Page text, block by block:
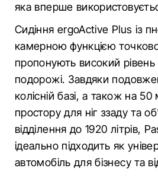
яка вперше
Сидіння ergoActive Plus із
камерною функцією
пропонують високий
подорожі. Завдяки
колісній базі, а також на
простору для ніг ззаду та
відділення до 1920 літрів,
ідеально підходить як
автомобіль для бізнесу та